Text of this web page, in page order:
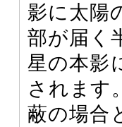
影に太陽
部が届く
星の本影
されます
蔽の場合